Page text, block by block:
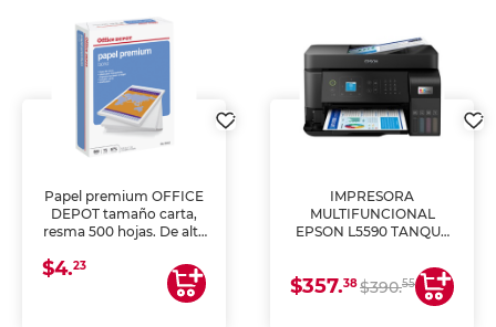
Papel premium OFFICE
DEPOT tamaño carta,
resma 500 hojas. De alta
uniforme, ideal para
impresoras de inyección
de tinta y láser,
$4.23
IMPRESORA
MULTIFUNCIONAL
EPSON L5590 TANQUE
COPIA Y ESCANEA)
$357.38$390.55